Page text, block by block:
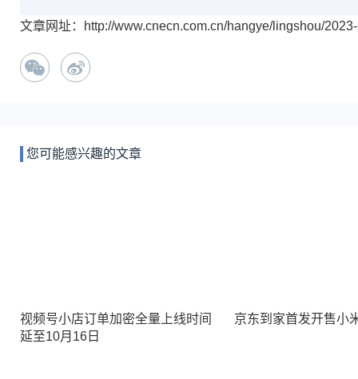
文章网址：http://www.cnecn.com.cn/hangye/lingshou/
您可能感兴趣的文章
视频号小店订单加密全量上线时间
延至10月16日
京东到家首发开售小